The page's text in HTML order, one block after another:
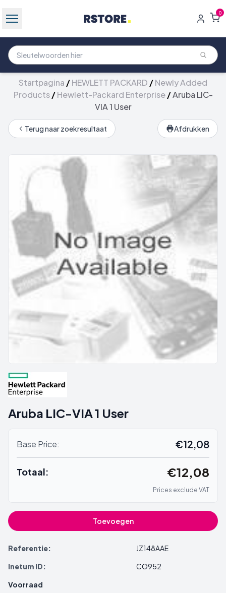
0
Startpagina /HEWLETT PACKARD /Newly Added
Products/Hewlett-Packard Enterprise/Aruba LIC-
VIA 1 User
Terug naar zoekresultaat Afdrukken
Aruba LIC-VIA 1 User
Base Price: €12,08
Totaal: €12,08
Prices exclude VAT
Toevoegen
Referentie:
JZ148AAE
Inetum ID:
CO952
Voorraad